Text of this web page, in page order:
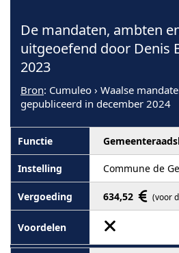
De mandaten, ambten
uitgeoefend door Denis
2023
Bron: Cumuleo › Waalse
gepubliceerd in december 2024
Commune de
634,52 (voor